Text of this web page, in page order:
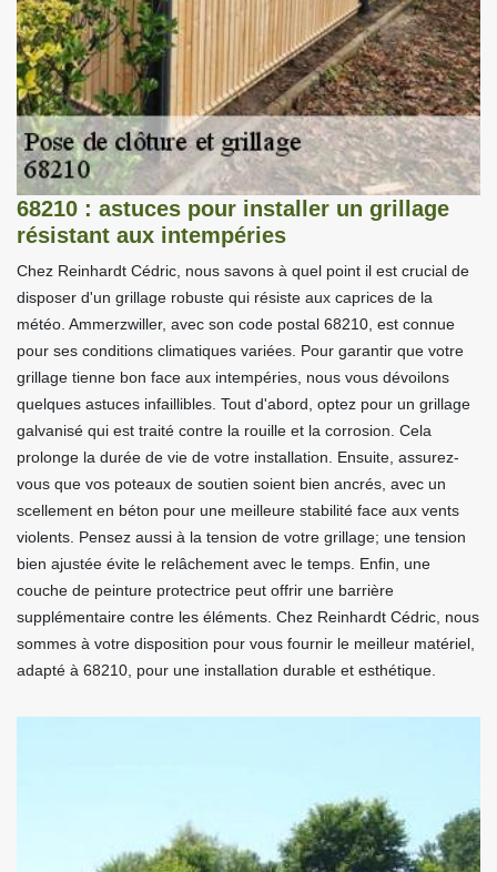
68210 : astuces pour installer un grillage
résistant aux intempéries
Chez Reinhardt Cédric, nous savons à quel point il est crucial de
disposer d'un grillage robuste qui résiste aux caprices de la
météo. Ammerzwiller, avec son code postal 68210, est connue
pour ses conditions climatiques variées. Pour garantir que votre
grillage tienne bon face aux intempéries, nous vous dévoilons
quelques astuces infaillibles. Tout d'abord, optez pour un grillage
galvanisé qui est traité contre la rouille et la corrosion. Cela
prolonge la durée de vie de votre installation. Ensuite, assurez-
vous que vos poteaux de soutien soient bien ancrés, avec un
scellement en béton pour une meilleure stabilité face aux vents
violents. Pensez aussi à la tension de votre grillage; une tension
bien ajustée évite le relâchement avec le temps. Enfin, une
couche de peinture protectrice peut offrir une barrière
supplémentaire contre les éléments. Chez Reinhardt Cédric, nous
sommes à votre disposition pour vous fournir le meilleur matériel,
adapté à 68210, pour une installation durable et esthétique.